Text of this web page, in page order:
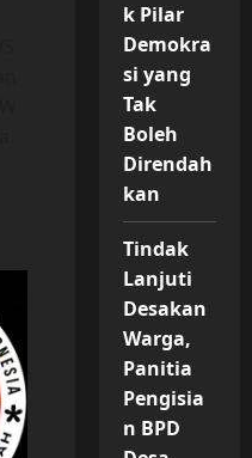
k Pilar
Demokra
si yang
Tak
Boleh
Direndah
kan
Tindak
Lanjuti
Desakan
Warga,
Panitia
Pengisia
n BPD